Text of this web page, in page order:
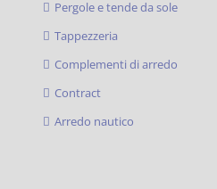
Pergole e tende da sole
Tappezzeria
Complementi di arredo
Contract
Arredo nautico